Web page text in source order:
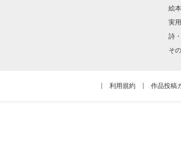
絵
実
詩
そ
利用規約 作品投稿